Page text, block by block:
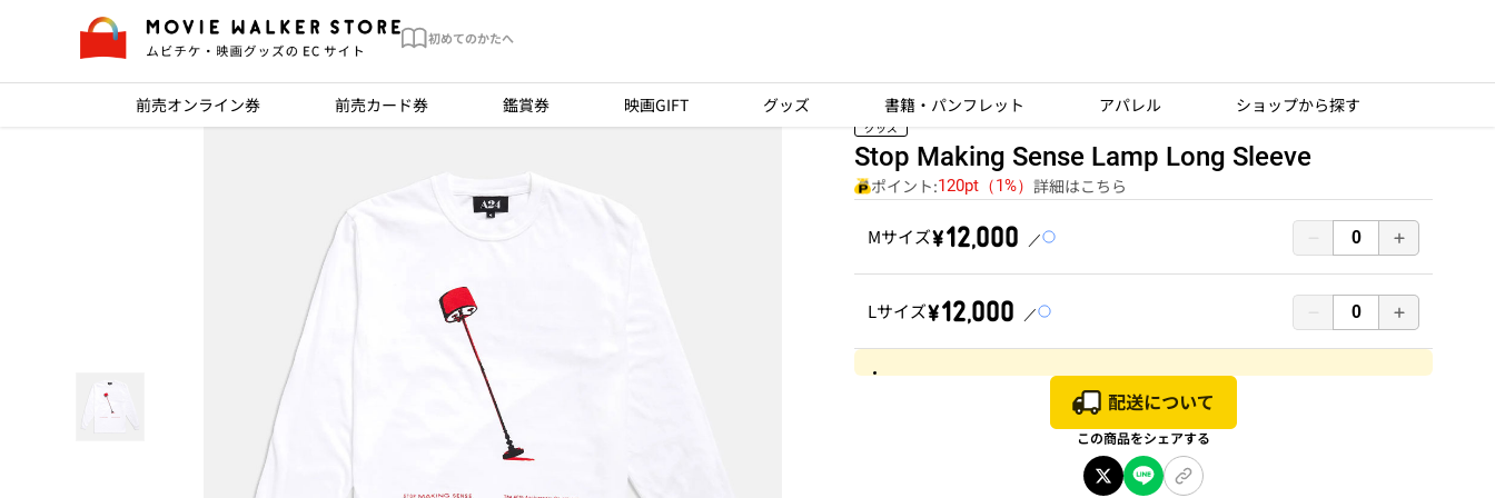
初めてのかたへ
前売オンライン券 前売カード券 鑑賞券 映画GIFT グッズ 書籍・パンフレット アパレル ショップから探す
グッズ
Stop Making Sense Lamp Long Sleeve
ポイント:120pt（1%） 詳細はこちら
Mサイズ￥12,000
Lサイズ￥12,000
この商品をシェアする